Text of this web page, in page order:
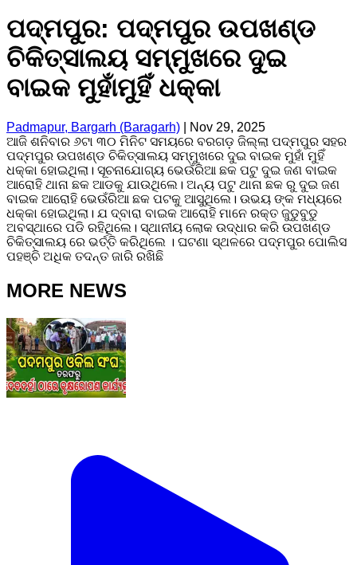
ପଦ୍ମପୁର: ପଦ୍ମପୁର ଉପଖଣ୍ଡ
ଚିକିତ୍ସାଲୟ ସମ୍ମୁଖରେ ଦୁଇ
ବାଇକ ମୁହାଁମୁହିଁ ଧକ୍କା
Padmapur, Bargarh (Baragarh)
Nov 29, 2025
ଆଜି ଶନିବାର ୬ଟା ୩୦ ମିନିଟ ସମୟରେ ବରଗଡ଼ ଜିଲ୍ଲା ପଦ୍ମପୁର ସହର
ପଦ୍ମପୁର ଉପଖଣ୍ଡ ଚିକିତ୍ସାଲୟ ସମ୍ମୁଖରେ ଦୁଇ ବାଇକ ମୁହାଁ ମୁହିଁ
ଧକ୍କା ହୋଇଥିଲା। ସୂଚନାଯୋଗ୍ୟ ଭେଉଁରିଆ ଛକ ପଟୁ ଦୁଇ ଜଣ ବାଇକ
ଆରୋହି ଥାନା ଛକ ଆଡକୁ ଯାଉଥିଲେ। ଅନ୍ୟ ପଟୁ ଥାନା ଛକ ରୁ ଦୁଇ ଜଣ
ବାଇକ ଆରୋହି ଭେଉଁରିଆ ଛକ ପଟକୁ ଆସୁଥିଲେ। ଉଭୟ ଙ୍କ ମଧ୍ୟରେ
ଧକ୍କା ହୋଇଥିଲା। ଯ ଦ୍ବାରା ବାଇକ ଆରୋହି ମାନେ ରକ୍ତ ଜୁଡୁବୁଡୁ
ଅବସ୍ଥାରେ ପଡି ରହିଥିଲେ। ସ୍ଥାନୀୟ ଲୋକ ଉଦ୍ଧାର କରି ଉପଖଣ୍ଡ
ଚିକିତ୍ସାଲୟ ରେ ଭର୍ତ୍ତି କରିଥିଲେ । ଘଟଣା ସ୍ଥଳରେ ପଦ୍ମପୁର ପୋଲିସ
ପହଞ୍ଚି ଅଧିକ ତଦନ୍ତ ଜାରି ରଖିଛି
MORE NEWS